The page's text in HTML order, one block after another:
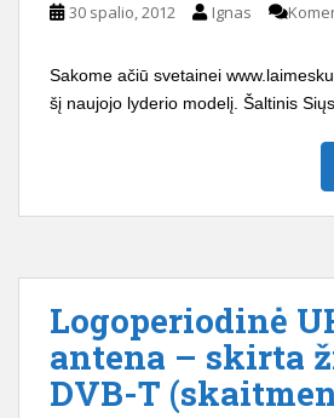
30 spalio, 2012 Ignas
Sakome ačiū svetainei
šį naujojo lyderio modelį. Šaltinis
Logoperiodinė
antena – skirta
DVB-T